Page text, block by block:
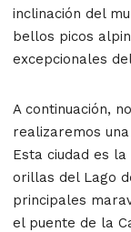
inclinación del
bellos picos
excepcionales
A continuación,
realizaremos
Esta ciudad es
orillas del Lago
principales
el puente de la